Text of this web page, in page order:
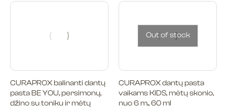
CURAPROX balinanti dantų
pasta BE YOU, persimonų,
džino su toniku ir mėtų
Out of stock
CURAPROX dantų pasta
vaikams KIDS, mėtų skonio,
nuo 6 m., 60 ml